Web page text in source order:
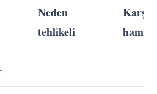
Neden
tehlikeli
Karşı
hamle